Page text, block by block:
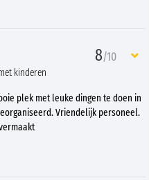
8/10
kinderen
plek met leuke dingen te doen in
Vriendelijk personeel.